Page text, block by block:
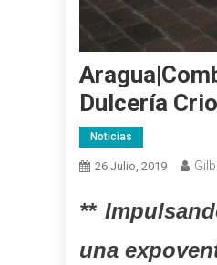
Dulcería
Noticias
26 Julio, 2019
**
una